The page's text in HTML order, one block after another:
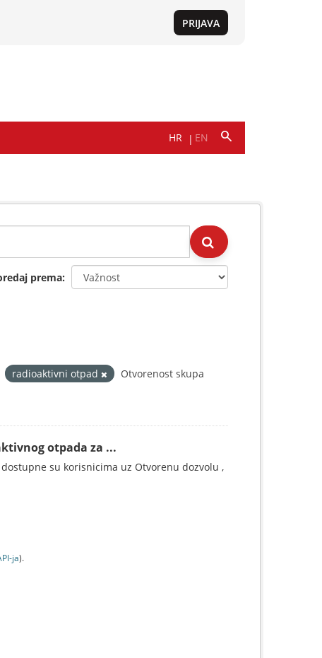
prema
radioaktivni otpad
Otvorenost skupa
otpada za ...
su korisnicima uz Otvorenu dozvolu ,
jа).